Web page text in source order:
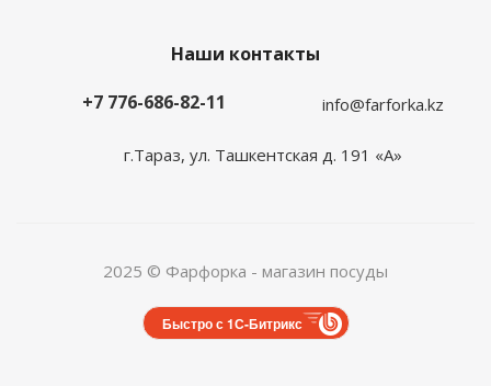
Наши контакты
+7 776-686-82-11
info@farforka.kz
г.Тараз, ул. Ташкентская д. 191 «А»
2025 © Фарфорка - магазин посуды
Быстро с 1С-Битрикс